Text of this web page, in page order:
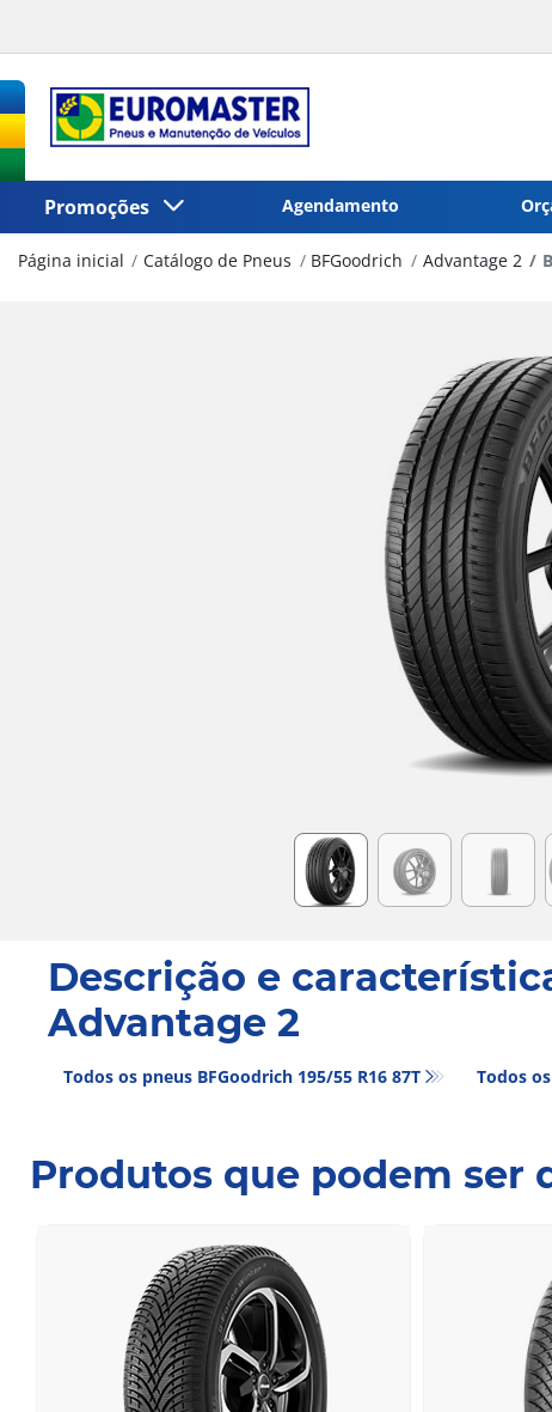
Promoções Agendamento
Página inicial Catálogo de Pneus BFGoodrich Advantage 2
Descrição e
Advantage 2
Todos os pneus BFGoodrich 195/55 R16 87T Todos
Produtos que podem ser